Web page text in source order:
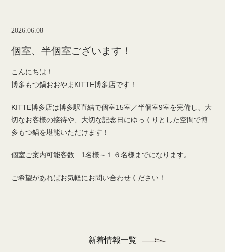
2026.06.08
個室、半個室ございます！
こんにちは！
博多もつ鍋おおやまKITTE博多店です！
KITTE博多店は博多駅直結で個室15室／半個室9室を完備し、大
切なお客様の接待や、大切な記念日にゆっくりとした空間で博
多もつ鍋を堪能いただけます！
個室ご案内可能客数 1名様～１６名様までになります。
ご希望があればお気軽にお問い合わせください！
新着情報一覧